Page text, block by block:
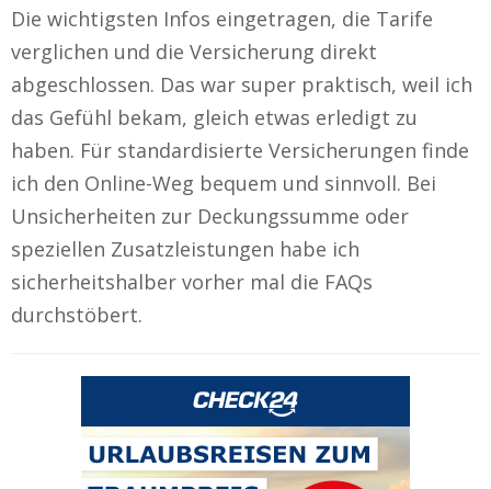
Die wichtigsten Infos eingetragen, die Tarife
verglichen und die Versicherung direkt
abgeschlossen. Das war super praktisch, weil ich
das Gefühl bekam, gleich etwas erledigt zu
haben. Für standardisierte Versicherungen finde
ich den Online-Weg bequem und sinnvoll. Bei
Unsicherheiten zur Deckungssumme oder
speziellen Zusatzleistungen habe ich
sicherheitshalber vorher mal die FAQs
durchstöbert.